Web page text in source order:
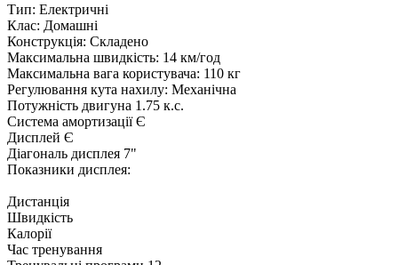
Тип: Електричні
Клас: Домашні
Конструкція: Складено
Максимальна швидкість: 14 км/год
Максимальна вага користувача: 110 кг
Регулювання кута нахилу: Механічна
Потужність двигуна 1.75 к.с.
Система амортизації Є
Дисплей Є
Діагональ дисплея 7"
Показники дисплея:
Дистанція
Швидкість
Калорії
Час тренування